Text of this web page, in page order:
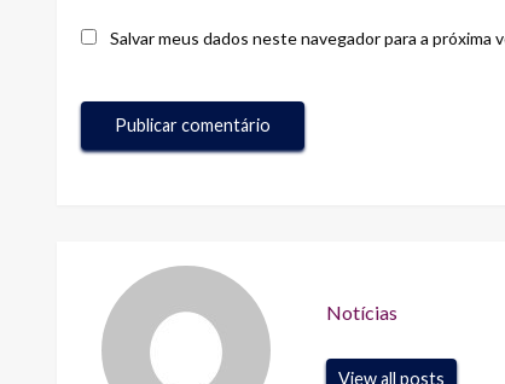
Salvar meus dados neste navegador para a próxima
Notícias
View all posts